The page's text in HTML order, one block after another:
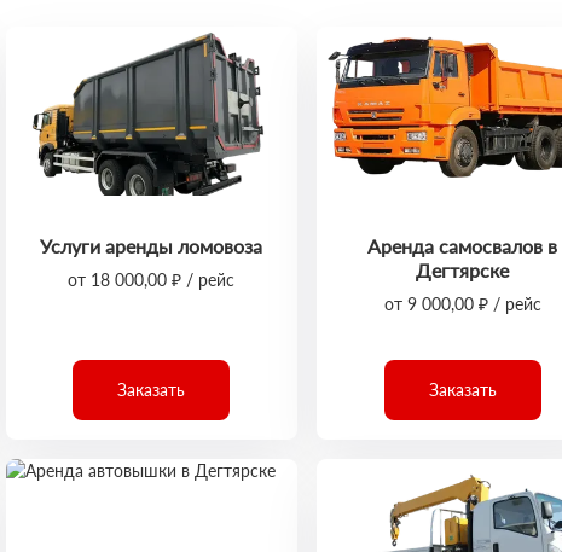
Услуги аренды ломовоза
от 18 000,00 ₽ / рейс
Заказать
Аренда самосвалов в
Дегтярске
от 9 000,00 ₽ / рейс
Заказать